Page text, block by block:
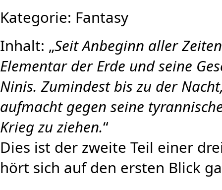
Kategorie: Fantasy
Inhalt: „Seit Anbeginn aller
Elementar der Erde und seine
Ninis. Zumindest bis zu der
aufmacht gegen seine
Krieg zu ziehen.“
Dies ist der zweite Teil einer
hört sich auf den ersten Blick